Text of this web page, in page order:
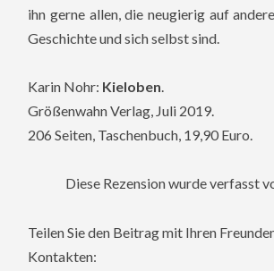
ihn gerne allen, die neugierig auf
Geschichte und sich selbst sind.
Karin Nohr: Kieloben.
Größenwahn Verlag, Juli 2019.
206 Seiten, Taschenbuch, 19,90 Euro.
Diese Rezension wurde verfasst
Teilen Sie den Beitrag mit Ihren
Kontakten: